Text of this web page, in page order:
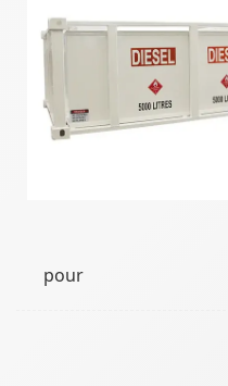
pour